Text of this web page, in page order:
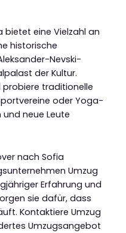
bietet eine Vielzahl an
historische
Nevski-
der Kultur.
probiere traditionelle
oder Yoga-
neue Leute
nach Sofia
Umzug
Erfahrung und
sie dafür, dass
Kontaktiere Umzug
Umzugsangebot